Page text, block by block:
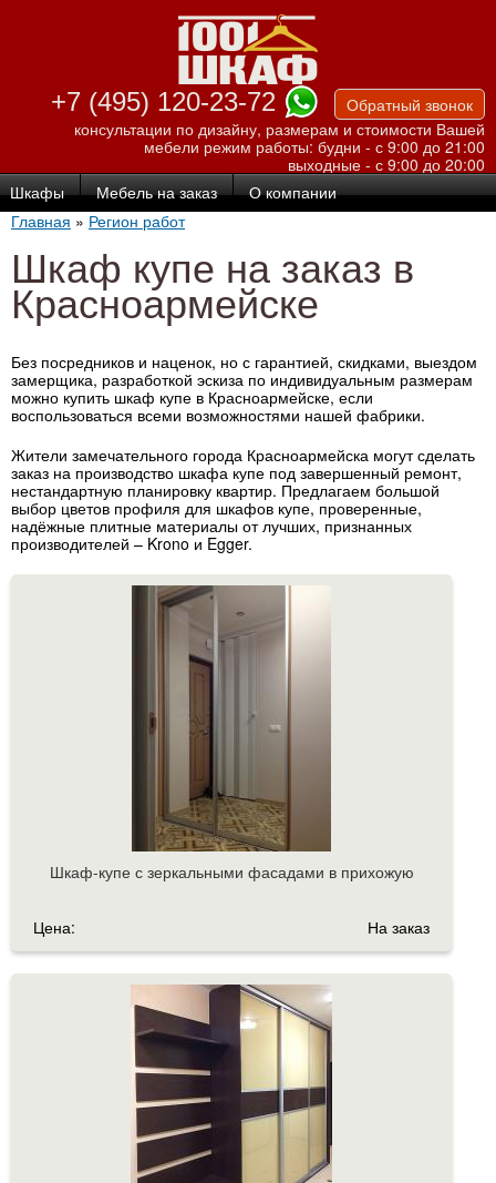
Перейти к
основному
содержанию
+7 (495) 120-23-72
Обратный звонок
консультации по дизайну, размерам и стоимости Вашей
мебели режим работы: будни - с 9:00 до 21:00
выходные - с 9:00 до 20:00
Шкафы Мебель на заказ О компании
Главная » Регион работ
Шкаф купе на заказ в
Красноармейске
Без посредников и наценок, но с гарантией, скидками, выездом
замерщика, разработкой эскиза по индивидуальным размерам
можно купить шкаф купе в Красноармейске, если
воспользоваться всеми возможностями нашей фабрики.
Жители замечательного города Красноармейска могут сделать
заказ на производство шкафа купе под завершенный ремонт,
нестандартную планировку квартир. Предлагаем большой
выбор цветов профиля для шкафов купе, проверенные,
надёжные плитные материалы от лучших, признанных
производителей – Krono и Egger.
Шкаф-купе с зеркальными фасадами в прихожую
Цена: На заказ